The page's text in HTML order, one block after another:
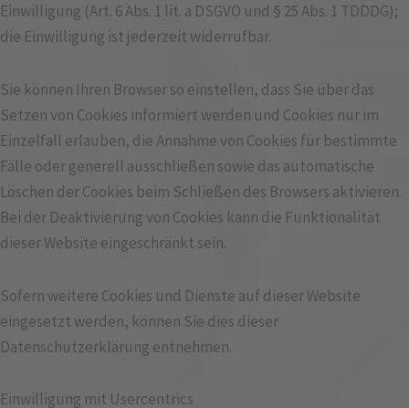
Einwilligung (Art. 6 Abs. 1 lit. a DSGVO und § 25 Abs. 1 TDDDG);
die Einwilligung ist jederzeit widerrufbar.
Sie können Ihren Browser so einstellen, dass Sie über das
Setzen von Cookies informiert werden und Cookies nur im
Einzelfall erlauben, die Annahme von Cookies für bestimmte
Fälle oder generell ausschließen sowie das automatische
Löschen der Cookies beim Schließen des Browsers aktivieren.
Bei der Deaktivierung von Cookies kann die Funktionalität
dieser Website eingeschränkt sein.
Sofern weitere Cookies und Dienste auf dieser Website
eingesetzt werden, können Sie dies dieser
Datenschutzerklärung entnehmen.
Einwilligung mit Usercentrics